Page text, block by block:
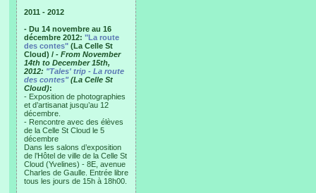
2011 - 2012
- Du 14 novembre au 16
décembre 2012: "La route
des contes" (La Celle St
Cloud) / - From November
14th to December 15th,
2012: "Tales' trip - La route
des contes"(La Celle St
Cloud):
- Exposition de photographies
et d’artisanat jusqu’au 12
décembre.
- Rencontre avec des élèves
de la Celle St Cloud le 5
décembre
Dans les salons d’exposition
de l’Hôtel de ville de la Celle St
Cloud (Yvelines) - 8E, avenue
Charles de Gaulle. Entrée libre
tous les jours de 15h à 18h00.